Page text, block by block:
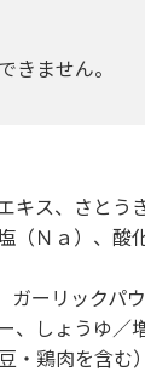
ません。
ス、さとう
（Ｎａ）、酸
ガーリックパ
、しょうゆ／
鶏肉を含む）